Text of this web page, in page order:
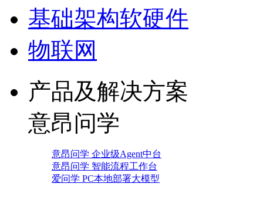
基础架构软硬件
物联网
产品及解决方案
意昂问学
意昂问学 企业级Agent中台
意昂问学 智能流程工作台
爱问学 PC本地部署大模型